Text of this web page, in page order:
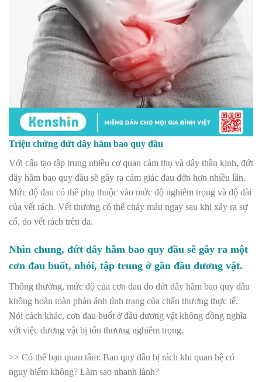
Triệu chứng đứt dây hãm bao quy đầu
Với cấu tạo tập trung nhiều cơ quan cảm thụ và dây thần kinh, đứt
dây hãm bao quy đầu sẽ gây ra cảm giác đau đớn hơn nhiều lần.
Mức độ đau có thể phụ thuộc vào mức độ nghiêm trọng và độ dài
của vết rách. Vết thương có thể chảy máu ngay sau khi xảy ra sự
cố, do vết rách trên da.
Nhìn chung, đứt dây hãm bao quy đầu sẽ gây ra một
cơn đau buốt, nhói, tập trung ở gần đầu dương vật.
Thông thường, mức độ của cơn đau do đứt dây hãm bao quy đầu
không hoàn toàn phản ánh tình trạng của chấn thương thực tế.
Nói cách khác, cơn đau buốt ở đầu dương vật không đồng nghĩa
với việc dương vật bị tổn thương nghiêm trọng.
>> Có thể bạn quan tâm: Bao quy đầu bị rách khi quan hệ có
nguy hiểm không? Làm sao nhanh lành?